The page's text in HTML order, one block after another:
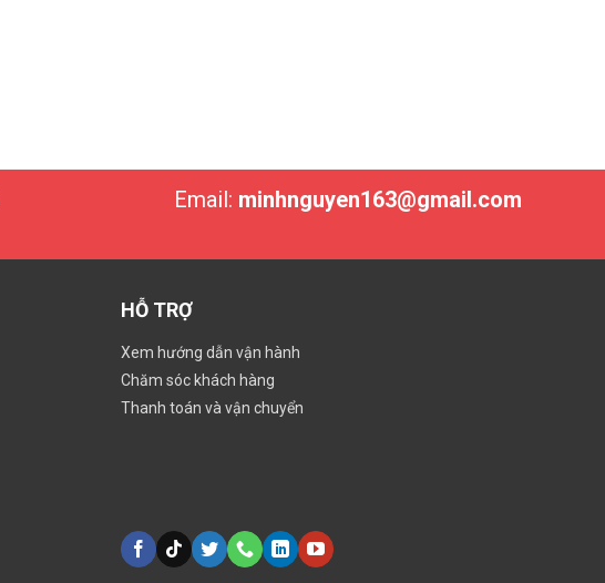
Email: minhnguyen163@gmail.com
HỖ TRỢ
Xem hướng dẫn vận hành
Chăm sóc khách hàng
Thanh toán và vận chuyển